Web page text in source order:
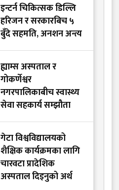
इन्टर्न चिकित्सक डिल्लि
हरिजन र सरकारबिच ५
बुँदे सहमति, अनशन अन्त्य
ह्याम्स अस्पताल र
गोकर्णेश्वर
नगरपालिकाबीच स्वास्थ्य
सेवा सहकार्य सम्झौता
गेटा विश्वविद्यालयको
शैक्षिक कार्यक्रमका लागि
चारवटा प्रादेशिक
अस्पताल दिइनुको अर्थ